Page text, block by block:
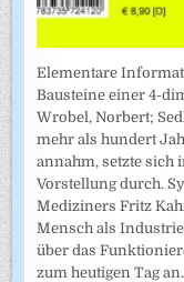
Elementare
Bausteine einer 4-
Wrobel, Norbert;
mehr als hundert
annahm, setzte sich
Vorstellung durch.
Mediziners Fritz
Mensch als
über das
zum heutigen Tag